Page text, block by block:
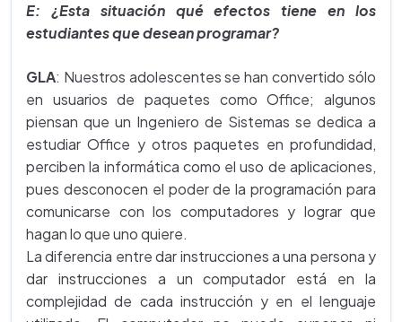
E: ¿Esta situación qué efectos tiene en los
estudiantes que desean programar?
GLA: Nuestros adolescentes se han convertido sólo
en usuarios de paquetes como Office; algunos
piensan que un Ingeniero de Sistemas se dedica a
estudiar Office y otros paquetes en profundidad,
perciben la informática como el uso de aplicaciones,
pues desconocen el poder de la programación para
comunicarse con los computadores y lograr que
hagan lo que uno quiere.
La diferencia entre dar instrucciones a una persona y
dar instrucciones a un computador está en la
complejidad de cada instrucción y en el lenguaje